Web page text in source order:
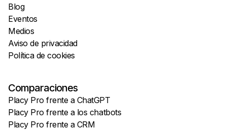
Blog
Eventos
Medios
Aviso de privacidad
Política de cookies
Comparaciones
Placy Pro frente a ChatGPT
Placy Pro frente a los chatbots
Placy Pro frente a CRM